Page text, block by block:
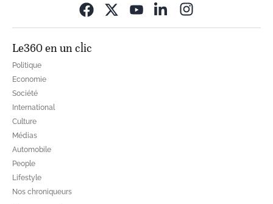
Le360 en un clic
Politique
Economie
Société
International
Culture
Médias
Automobile
People
Lifestyle
Nos chroniqueurs